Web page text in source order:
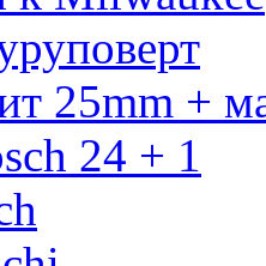
25mm +
24 + 1